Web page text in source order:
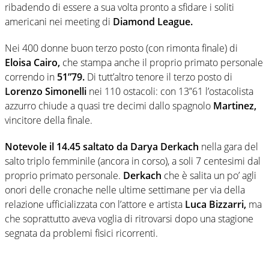
ribadendo di essere a sua volta pronto a sfidare i soliti
americani nei meeting di Diamond League.
Nei 400 donne buon terzo posto (con rimonta finale) di
Eloisa Cairo, che stampa anche il proprio primato personale
correndo in 51”79. Di tutt’altro tenore il terzo posto di
Lorenzo Simonelli nei 110 ostacoli: con 13”61 l’ostacolista
azzurro chiude a quasi tre decimi dallo spagnolo Martinez,
vincitore della finale.
Notevole il 14.45 saltato da Darya Derkach nella gara del
salto triplo femminile (ancora in corso), a soli 7 centesimi dal
proprio primato personale. Derkach che è salita un po’ agli
onori delle cronache nelle ultime settimane per via della
relazione ufficializzata con l’attore e artista Luca Bizzarri, ma
che soprattutto aveva voglia di ritrovarsi dopo una stagione
segnata da problemi fisici ricorrenti.